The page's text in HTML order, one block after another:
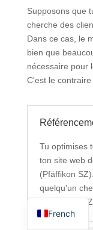
Supposons que
cherche des
Dans ce cas, le
bien que
nécessaire pour
C'est le
Tu optimises
ton site web
(Pfäffikon
quelqu'un
à Pfäffikon
French
German
English
Italian